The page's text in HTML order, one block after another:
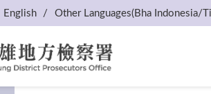
English Other Languages(Bha Indonesia/